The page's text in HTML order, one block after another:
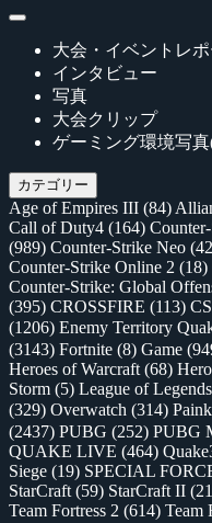
大会・イベントレポ
インタビュー
写真
大会クリップ
ゲーミング環境写
カテゴリー
Age of Empires III (84)
Call of Duty4 (164)
(989) Counter-Strike Neo
Counter-Strike Online 2 (18)
Counter-Strike: Global
(395) CROSSFIRE (113)
(1206) Enemy Territory
(3143) Fortnite (8) Game
Heroes of Warcraft (68)
Storm (5) League of Legends
(329) Overwatch (314)
(2437) PUBG (252) PUBG
QUAKE LIVE (464)
Siege (19) SPECIAL
StarCraft (59) StarCraft II
Team Fortress 2 (614) Team